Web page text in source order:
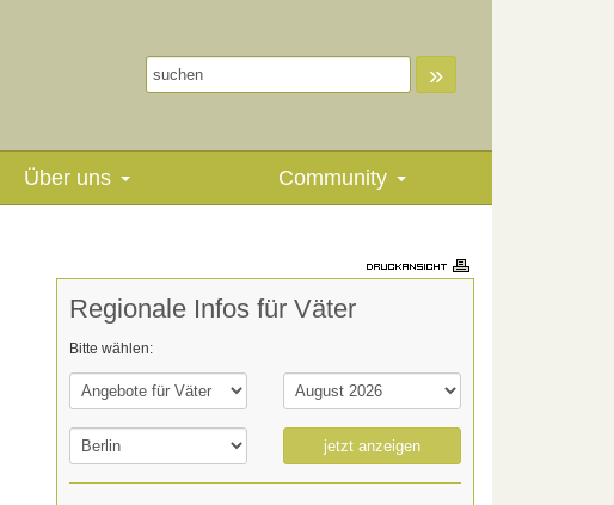
»
Über uns Community
Regionale Infos für Väter
Bitte wählen:
jetzt anzeigen